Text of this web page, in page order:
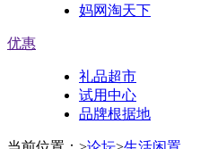
妈网淘天下
优惠
礼品超市
试用中心
品牌根据地